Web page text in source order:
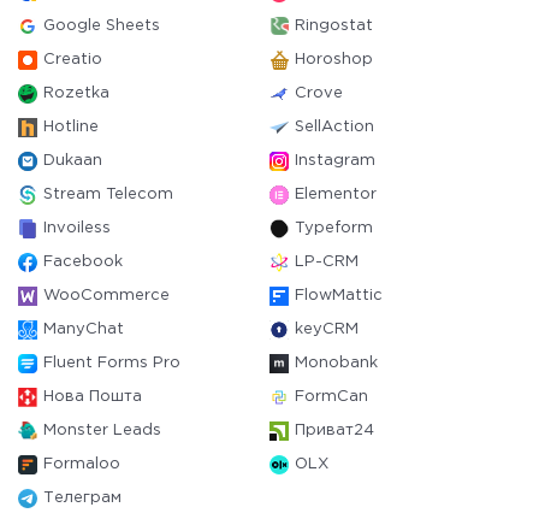
Google Sheets Ringostat
Creatio Horoshop
Rozetka Crove
Hotline SellAction
Dukaan Instagram
Stream Telecom Elementor
Invoiless Typeform
Facebook LP-CRM
WooCommerce FlowMattic
ManyChat keyCRM
Fluent Forms Pro Monobank
Нова Пошта FormCan
Monster Leads Приват24
Formaloo OLX
Телеграм